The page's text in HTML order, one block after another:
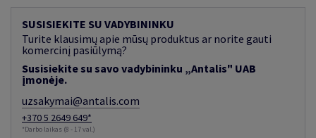
SUSISIEKITE SU VADYBININKU
Turite klausimų apie mūsų produktus ar norite gauti
komercinį pasiūlymą?
Susisiekite su savo vadybininku „Antalis" UAB
įmonėje.
uzsakymai@antalis.com
+370 5 2649 649*
*Darbo laikas (8 - 17 val.)